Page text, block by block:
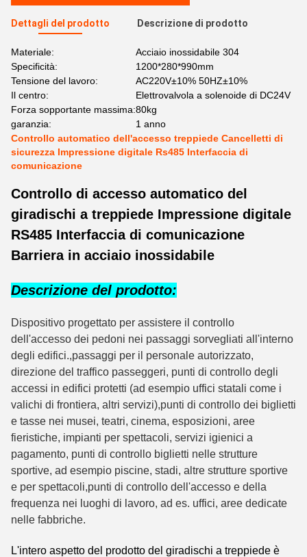
Dettagli del prodotto Descrizione di prodotto
Materiale:
Acciaio inossidabile 304
Specificità:
1200*280*990mm
Tensione del lavoro:
AC220V±10% 50HZ±10%
Il centro:
Elettrovalvola a solenoide di DC24V
Forza sopportante massima:80kg
garanzia:
1 anno
Controllo automatico dell'accesso treppiede Cancelletti di
sicurezza Impressione digitale Rs485 Interfaccia di
comunicazione
Controllo di accesso automatico del
giradischi a treppiede Impressione digitale
RS485 Interfaccia di comunicazione
Barriera in acciaio inossidabile
Descrizione del prodotto:
Dispositivo progettato per assistere il controllo
dell'accesso dei pedoni nei passaggi sorvegliati all'interno
degli edifici.,passaggi per il personale autorizzato,
direzione del traffico passeggeri, punti di controllo degli
accessi in edifici protetti (ad esempio uffici statali come i
valichi di frontiera, altri servizi),punti di controllo dei biglietti
e tasse nei musei, teatri, cinema, esposizioni, aree
fieristiche, impianti per spettacoli, servizi igienici a
pagamento, punti di controllo biglietti nelle strutture
sportive, ad esempio piscine, stadi, altre strutture sportive
e per spettacoli,punti di controllo dell'accesso e della
frequenza nei luoghi di lavoro, ad es. uffici, aree dedicate
nelle fabbriche.
L'intero aspetto del prodotto del giradischi a treppiede è